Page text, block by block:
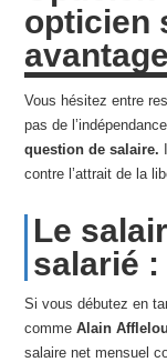
opticien
Vous hésitez entre
pas de
question de salaire.
contre l’attrait de la
Le
salarié
Si vous débutez en
commeAlain Afflelou
salaire net mensuel